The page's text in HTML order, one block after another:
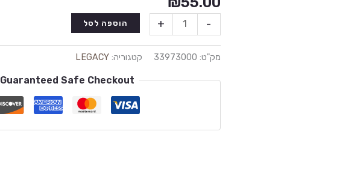
-
+ הוספה לסל
מק"ט: 33973000 קטגוריה:LEGACY
Guaranteed Safe Checkout